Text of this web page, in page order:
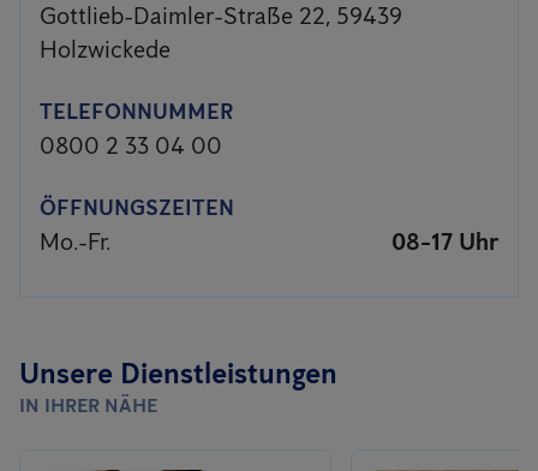
Gottlieb-Daimler-Straße 22, 59439
Holzwickede
TELEFONNUMMER
0800 2 33 04 00
ÖFFNUNGSZEITEN
Mo.-Fr. 08-17 Uhr
Unsere Dienstleistungen
IN IHRER NÄHE